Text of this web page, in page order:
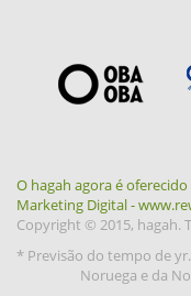
O hagah agora é
Marketing Digital -
Copyright © 2015, hagah.
* Previsão do tempo de
Noruega e da